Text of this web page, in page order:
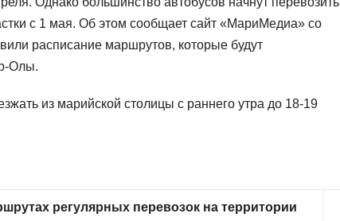
с 1 мая. Об этом сообщает сайт «МариМедиа» со
расписание маршрутов, которые будут
Олы.
из марийской столицы с раннего утра до 18-19
регулярных перевозок на территории